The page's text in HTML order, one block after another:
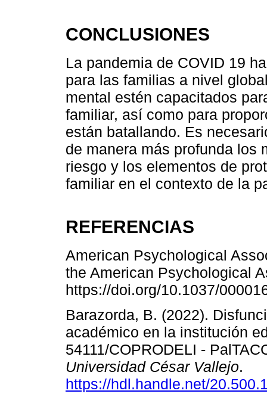
CONCLUSIONES
La pandemia de COVID 19
para las familias a nivel
mental estén capacitados
familiar, así como para
están batallando. Es
de manera más profunda los
riesgo y los elementos de
familiar en el contexto de la
REFERENCIAS
American Psychological
the American Psychological
https://doi.org/10.1037/
Barazorda, B. (2022).
académico en la institución
54111/COPRODELI -
Universidad César Vallejo.
https://hdl.handle.net/